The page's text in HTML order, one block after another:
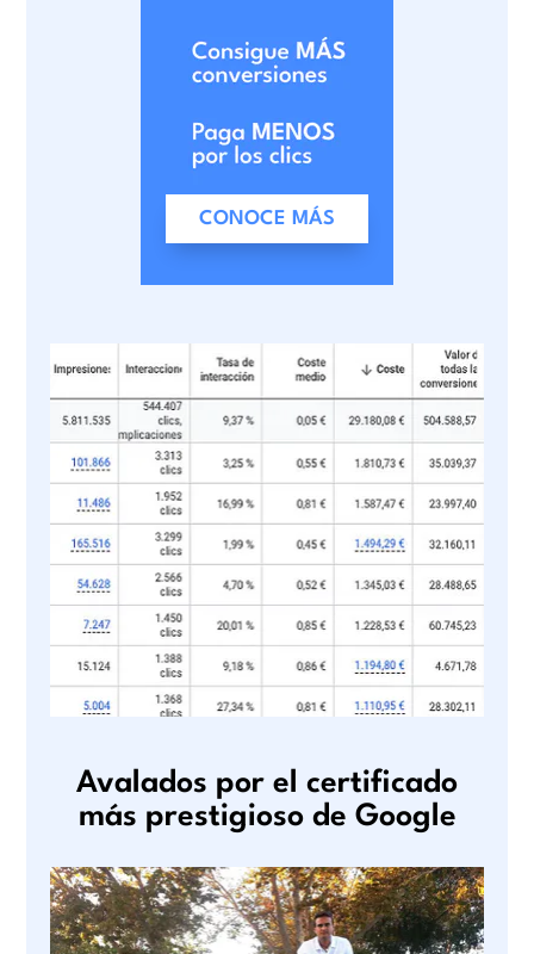
CONOCE MÁS
Avalados por el certificado
más prestigioso de Google